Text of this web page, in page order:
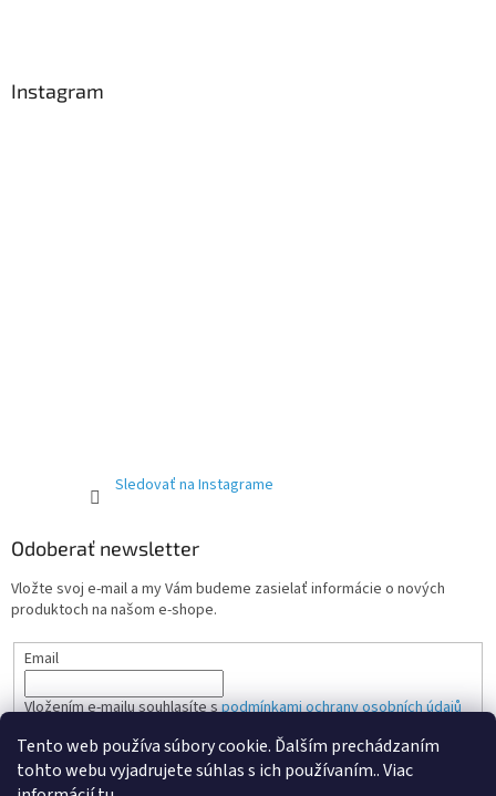
Tento web používa súbory cookie. Ďalším prechádzaním
tohto webu vyjadrujete súhlas s ich používaním.. Viac
Instagram
Sledovať na Instagrame
Odoberať newsletter
Vložte svoj e-mail a my Vám budeme zasielať informácie o nových
produktoch na našom e-shope.
Email
Vložením e-mailu souhlasíte spodmínkami ochrany osobních údajů
PRIHLÁSIŤ SA